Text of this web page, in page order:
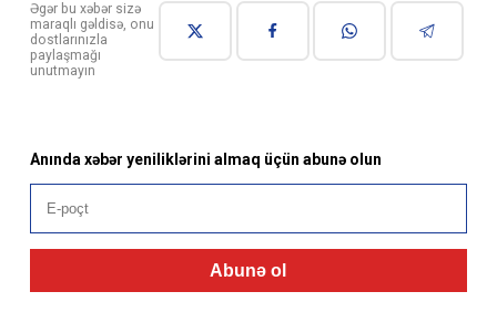
Əgər bu xəbər sizə
maraqlı gəldisə, onu
dostlarınızla
paylaşmağı
unutmayın
Anında xəbər yeniliklərini almaq üçün abunə olun
Abunə ol